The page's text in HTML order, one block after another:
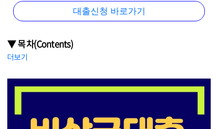
대출신청 바로가기
▼ 목 차(Contents)
더보기